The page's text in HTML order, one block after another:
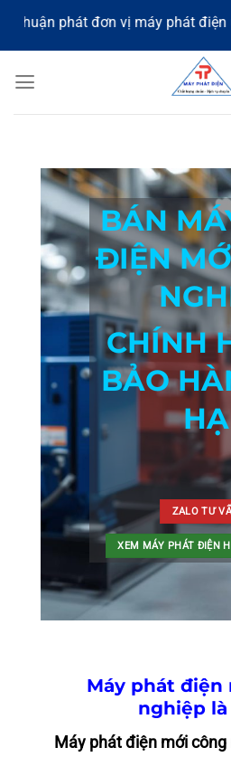
đơn vị máy phát điện uy tính
BÁN
ĐIỆN
CHÍNH
BẢO
ZALO TƯ
XEM MÁY PHÁT ĐIỆN
Máy phát điện
nghiệp là
Máy phát điện mới công